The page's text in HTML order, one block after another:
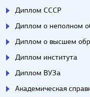
Диплом СССР
Диплом о неполном
Диплом о высшем
Диплом института
Диплом ВУЗа
Академическая